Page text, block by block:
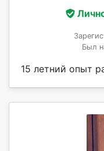
Был
15 летний опыт